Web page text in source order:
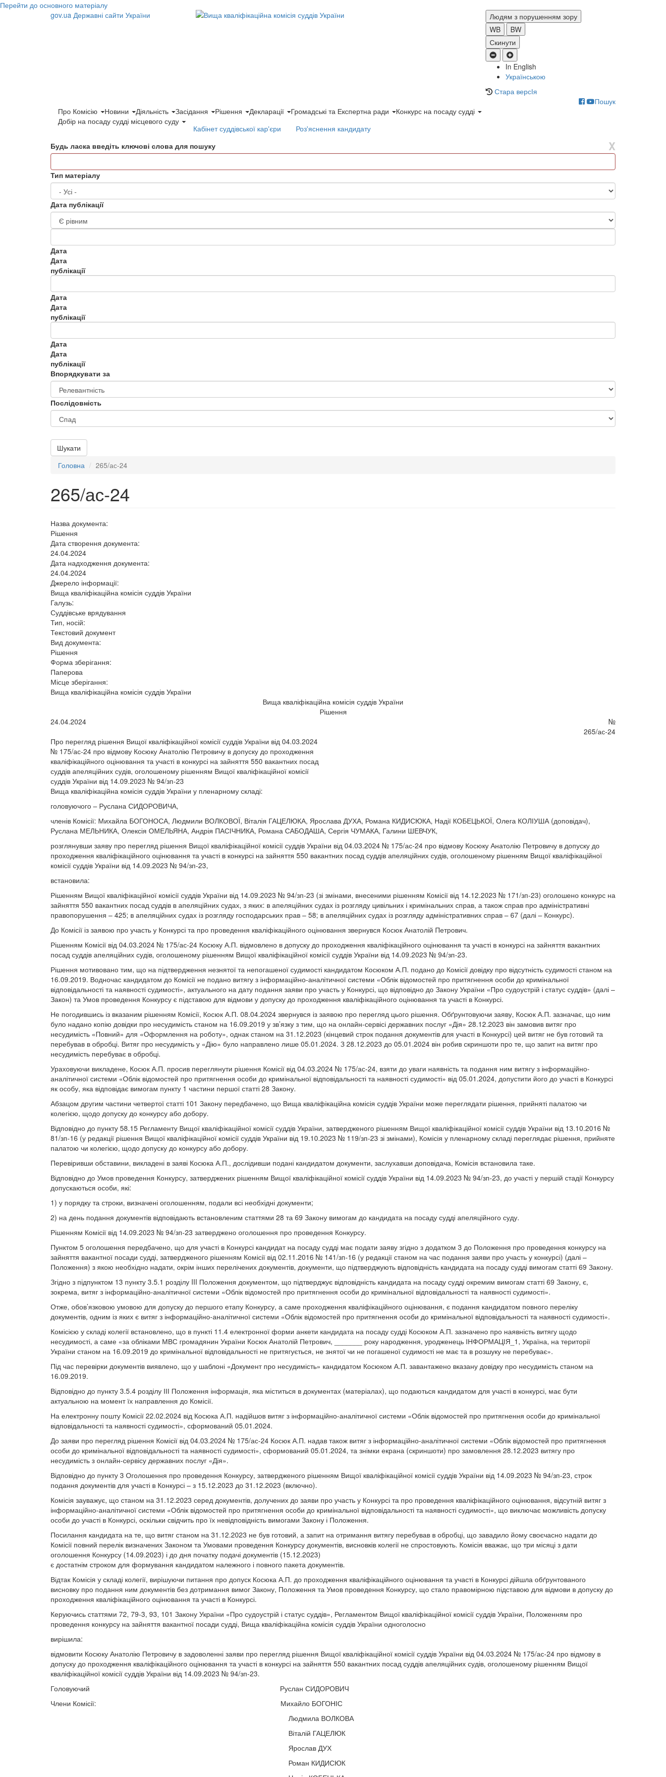
Перейти до основного матеріалу
gov.ua Державні сайти України
Людям з порушенням зору
WB
BW
Скинути
In English
Українською
Стара версІя
Пошук
Про Комісію
Новини Діяльність Засідання Рішення Декларації Громадські та Експертна ради
Конкурс на посаду судді
Добір на посаду судді місцевого суду
Кабінет суддівської кар'єри Роз'яснення кандидату
X
Будь ласка введіть ключові слова для пошуку
Тип матеріалу
Дата публікації
Дата
Дата
публікації
Дата
Дата
публікації
Дата
Дата
публікації
Впорядкувати за
Послідовність
Шукати
Головна
265/ас-24
265/ас-24
Назва документа:
Рішення
Дата створення документа:
24.04.2024
Дата надходження документа:
24.04.2024
Джерело інформації:
Вища кваліфікаційна комісія суддів України
Галузь:
Суддівське врядування
Тип, носій:
Текстовий документ
Вид документа:
Рішення
Форма зберігання:
Паперова
Місце зберігання:
Вища кваліфікаційна комісія суддів України
Вища кваліфікаційна комісія суддів України
Рішення
24.04.2024
№
265/ас-24
Про перегляд рішення Вищої кваліфікаційної комісії суддів України від 04.03.2024
№ 175/ас-24 про відмову Косюку Анатолію Петровичу в допуску до проходження
кваліфікаційного оцінювання та участі в конкурсі на зайняття 550 вакантних посад
суддів апеляційних судів, оголошеному рішенням Вищої кваліфікаційної комісії
суддів України від 14.09.2023 № 94/зп-23
Вища кваліфікаційна комісія суддів України у пленарному складі:
головуючого – Руслана СИДОРОВИЧА,
членів Комісії: Михайла БОГОНОСА, Людмили ВОЛКОВОЇ, Віталія ГАЦЕЛЮКА, Ярослава ДУХА, Романа КИДИСЮКА, Надії КОБЕЦЬКОЇ, Олега КОЛІУША (доповідач),
Руслана МЕЛЬНИКА, Олексія ОМЕЛЬЯНА, Андрія ПАСІЧНИКА, Романа САБОДАША, Сергія ЧУМАКА, Галини ШЕВЧУК,
розглянувши заяву про перегляд рішення Вищої кваліфікаційної комісії суддів України від 04.03.2024 № 175/ас-24 про відмову Косюку Анатолію Петровичу в допуску до
проходження кваліфікаційного оцінювання та участі в конкурсі на зайняття 550 вакантних посад суддів апеляційних судів, оголошеному рішенням Вищої кваліфікаційної
комісії суддів України від 14.09.2023 № 94/зп-23,
встановила:
Рішенням Вищої кваліфікаційної комісії суддів України від 14.09.2023 № 94/зп-23 (зі змінами, внесеними рішенням Комісії від 14.12.2023 № 171/зп-23) оголошено конкурс на
зайняття 550 вакантних посад суддів в апеляційних судах, з яких: в апеляційних судах із розгляду цивільних і кримінальних справ, а також справ про адміністративні
правопорушення – 425; в апеляційних судах із розгляду господарських прав – 58; в апеляційних судах із розгляду адміністративних справ – 67 (далі – Конкурс).
До Комісії із заявою про участь у Конкурсі та про проведення кваліфікаційного оцінювання звернувся Косюк Анатолій Петрович.
Рішенням Комісії від 04.03.2024 № 175/ас-24 Косюку А.П. відмовлено в допуску до проходження кваліфікаційного оцінювання та участі в конкурсі на зайняття вакантних
посад суддів апеляційних судів, оголошеному рішенням Вищої кваліфікаційної комісії суддів України від 14.09.2023 № 94/зп-23.
Рішення мотивовано тим, що на підтвердження незнятої та непогашеної судимості кандидатом Косюком А.П. подано до Комісії довідку про відсутність судимості станом на
16.09.2019. Водночас кандидатом до Комісії не подано витягу з інформаційно-аналітичної системи «Облік відомостей про притягнення особи до кримінальної
відповідальності та наявності судимості», актуального на дату подання заяви про участь у Конкурсі, що відповідно до Закону України «Про судоустрій і статус суддів» (далі –
Закон) та Умов проведення Конкурсу є підставою для відмови у допуску до проходження кваліфікаційного оцінювання та участі в Конкурсі.
Не погодившись із вказаним рішенням Комісії, Косюк А.П. 08.04.2024 звернувся із заявою про перегляд цього рішення. Обґрунтовуючи заяву, Косюк А.П. зазначає, що ним
було надано копію довідки про несудимість станом на 16.09.2019 у зв’язку з тим, що на онлайн-сервісі державних послуг «Дія» 28.12.2023 він замовив витяг про
несудимість «Повний» для «Оформлення на роботу», однак станом на 31.12.2023 (кінцевий строк подання документів для участі в Конкурсі) цей витяг не був готовий та
перебував в обробці. Витяг про несудимість у «Дію» було направлено лише 05.01.2024. З 28.12.2023 до 05.01.2024 він робив скриншоти про те, що запит на витяг про
несудимість перебуває в обробці.
Ураховуючи викладене, Косюк А.П. просив переглянути рішення Комісії від 04.03.2024 № 175/ас-24, взяти до уваги наявність та подання ним витягу з інформаційно-
аналітичної системи «Облік відомостей про притягнення особи до кримінальної відповідальності та наявності судимості» від 05.01.2024, допустити його до участі в Конкурсі
як особу, яка відповідає вимогам пункту 1 частини першої статті 28 Закону.
Абзацом другим частини четвертої статті 101 Закону передбачено, що Вища кваліфікаційна комісія суддів України може переглядати рішення, прийняті палатою чи
колегією, щодо допуску до конкурсу або добору.
Відповідно до пункту 58.15 Регламенту Вищої кваліфікаційної комісії суддів України, затвердженого рішенням Вищої кваліфікаційної комісії суддів України від 13.10.2016 №
81/зп-16 (у редакції рішення Вищої кваліфікаційної комісії суддів України від 19.10.2023 № 119/зп-23 зі змінами), Комісія у пленарному складі переглядає рішення, прийняте
палатою чи колегією, щодо допуску до конкурсу або добору.
Перевіривши обставини, викладені в заяві Косюка А.П., дослідивши подані кандидатом документи, заслухавши доповідача, Комісія встановила таке.
Відповідно до Умов проведення Конкурсу, затверджених рішенням Вищої кваліфікаційної комісії суддів України від 14.09.2023 № 94/зп-23, до участі у першій стадії Конкурсу
допускаються особи, які:
1) у порядку та строки, визначені оголошенням, подали всі необхідні документи;
2) на день подання документів відповідають встановленим статтями 28 та 69 Закону вимогам до кандидата на посаду судді апеляційного суду.
Рішенням Комісії від 14.09.2023 № 94/зп-23 затверджено оголошення про проведення Конкурсу.
Пунктом 5 оголошення передбачено, що для участі в Конкурсі кандидат на посаду судді має подати заяву згідно з додатком 3 до Положення про проведення конкурсу на
зайняття вакантної посади судді, затвердженого рішенням Комісії від 02.11.2016 № 141/зп-16 (у редакції станом на час подання заяви про участь у конкурсі) (далі –
Положення) з якою необхідно надати, окрім інших перелічених документів, документи, що підтверджують відповідність кандидата на посаду судді вимогам статті 69 Закону.
Згідно з підпунктом 13 пункту 3.5.1 розділу III Положення документом, що підтверджує відповідність кандидата на посаду судді окремим вимогам статті 69 Закону, є,
зокрема, витяг з інформаційно-аналітичної системи «Облік відомостей про притягнення особи до кримінальної відповідальності та наявності судимості».
Отже, обов’язковою умовою для допуску до першого етапу Конкурсу, а саме проходження кваліфікаційного оцінювання, є подання кандидатом повного переліку
документів, одним із яких є витяг з інформаційно-аналітичної системи «Облік відомостей про притягнення особи до кримінальної відповідальності та наявності судимості».
Комісією у складі колегії встановлено, що в пункті 11.4 електронної форми анкети кандидата на посаду судді Косюком А.П. зазначено про наявність витягу щодо
несудимості, а саме «за обліками МВС громадянин України Косюк Анатолій Петрович, _______ року народження, уродженець ІНФОРМАЦІЯ_1, Україна, на території
України станом на 16.09.2019 до кримінальної відповідальності не притягується, не знятої чи не погашеної судимості не має та в розшуку не перебуває».
Під час перевірки документів виявлено, що у шаблоні «Документ про несудимість» кандидатом Косюком А.П. завантажено вказану довідку про несудимість станом на
16.09.2019.
Відповідно до пункту 3.5.4 розділу ІІІ Положення інформація, яка міститься в документах (матеріалах), що подаються кандидатом для участі в конкурсі, має бути
актуальною на момент їх направлення до Комісії.
На електронну пошту Комісії 22.02.2024 від Косюка А.П. надійшов витяг з інформаційно-аналітичної системи «Облік відомостей про притягнення особи до кримінальної
відповідальності та наявності судимості», сформований 05.01.2024.
До заяви про перегляд рішення Комісії від 04.03.2024 № 175/ас-24 Косюк А.П. надав також витяг з інформаційно-аналітичної системи «Облік відомостей про притягнення
особи до кримінальної відповідальності та наявності судимості», сформований 05.01.2024, та знімки екрана (скриншоти) про замовлення 28.12.2023 витягу про
несудимість з онлайн-сервісу державних послуг «Дія».
Відповідно до пункту 3 Оголошення про проведення Конкурсу, затвердженого рішенням Вищої кваліфікаційної комісії суддів України від 14.09.2023 № 94/зп-23, строк
подання документів для участі в Конкурсі – з 15.12.2023 до 31.12.2023 (включно).
Комісія зауважує, що станом на 31.12.2023 серед документів, долучених до заяви про участь у Конкурсі та про проведення кваліфікаційного оцінювання, відсутній витяг з
інформаційно-аналітичної системи «Облік відомостей про притягнення особи до кримінальної відповідальності та наявності судимості», що виключає можливість допуску
особи до участі в Конкурсі, оскільки свідчить про їх невідповідність вимогами Закону і Положення.
Посилання кандидата на те, що витяг станом на 31.12.2023 не був готовий, а запит на отримання витягу перебував в обробці, що завадило йому своєчасно надати до
Комісії повний перелік визначених Законом та Умовами проведення Конкурсу документів, висновків колегії не спростовують. Комісія вважає, що три місяці з дати
оголошення Конкурсу (14.09.2023) і до дня початку подачі документів (15.12.2023)
є достатнім строком для формування кандидатом належного і повного пакета документів.
Відтак Комісія у складі колегії, вирішуючи питання про допуск Косюка А.П. до проходження кваліфікаційного оцінювання та участі в Конкурсі дійшла обґрунтованого
висновку про подання ним документів без дотримання вимог Закону, Положення та Умов проведення Конкурсу, що стало правомірною підставою для відмови в допуску до
проходження кваліфікаційного оцінювання та участі в Конкурсі.
Керуючись статтями 72, 79-3, 93, 101 Закону України «Про судоустрій і статус суддів», Регламентом Вищої кваліфікаційної комісії суддів України, Положенням про
проведення конкурсу на зайняття вакантної посади судді, Вища кваліфікаційна комісія суддів України одноголосно
вирішила:
відмовити Косюку Анатолію Петровичу в задоволенні заяви про перегляд рішення Вищої кваліфікаційної комісії суддів України від 04.03.2024 № 175/ас-24 про відмову в
допуску до проходження кваліфікаційного оцінювання та участі в конкурсі на зайняття 550 вакантних посад суддів апеляційних судів, оголошеному рішенням Вищої
кваліфікаційної комісії суддів України від 14.09.2023 № 94/зп-23.
Головуючий Руслан СИДОРОВИЧ
Члени Комісії: Михайло БОГОНІС
Людмила ВОЛКОВА
Віталій ГАЦЕЛЮК
Ярослав ДУХ
Роман КИДИСЮК